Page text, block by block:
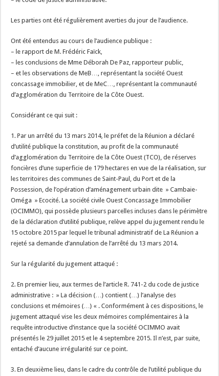
Les parties ont été régulièrement averties du jour de l’audience.
Ont été entendus au cours de l’audience publique :
– le rapport de M. Frédéric Faïck,
– les conclusions de Mme Déborah De Paz, rapporteur public,
– et les observations de MeB…, représentant la société Ouest
concassage immobilier, et de MeC…, représentant la communauté
d’agglomération du Territoire de la Côte Ouest.
Considérant ce qui suit :
1. Par un arrêté du 13 mars 2014, le préfet de la Réunion a déclaré
d’utilité publique la constitution, au profit de la communauté
d’agglomération du Territoire de la Côte Ouest (TCO), de réserves
foncières d’une superficie de 179 hectares en vue de la réalisation, sur
les territoires des communes de Saint-Paul, du Port et de la
Possession, de l’opération d’aménagement urbain dite » Cambaie-
Oméga » Ecocité. La société civile Ouest Concassage Immobilier
(OCIMMO), qui possède plusieurs parcelles incluses dans le périmètre
de la déclaration d’utilité publique, relève appel du jugement rendu le
15 octobre 2015 par lequel le tribunal administratif de La Réunion a
rejeté sa demande d’annulation de l’arrêté du 13 mars 2014.
Sur la régularité du jugement attaqué :
2. En premier lieu, aux termes de l’article R. 741-2 du code de justice
administrative : » La décision (…) contient (…) l’analyse des
conclusions et mémoires (…) « . Conformément à ces dispositions, le
jugement attaqué vise les deux mémoires complémentaires à la
requête introductive d’instance que la société OCIMMO avait
présentés le 29 juillet 2015 et le 4 septembre 2015. Il n’est, par suite,
entaché d’aucune irrégularité sur ce point.
3. En deuxième lieu, dans le cadre du contrôle de l’utilité publique du